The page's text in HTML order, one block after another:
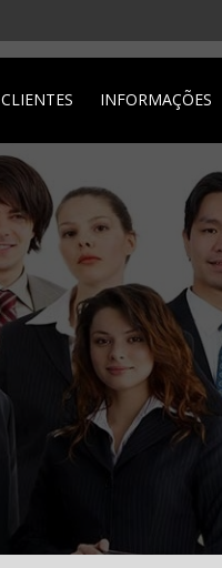
CLIENTES INFORMAÇÕES